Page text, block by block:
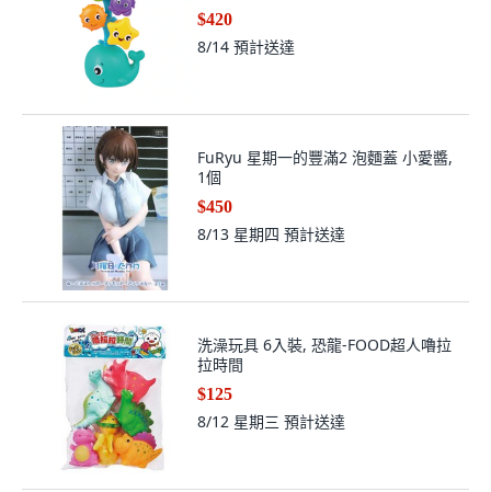
$420
8/14 預計送達
FuRyu 星期一的豐滿2 泡麵蓋 小愛醬,
1個
$450
8/13 星期四 預計送達
洗澡玩具 6入裝, 恐龍-FOOD超人嚕拉
拉時間
$125
8/12 星期三 預計送達